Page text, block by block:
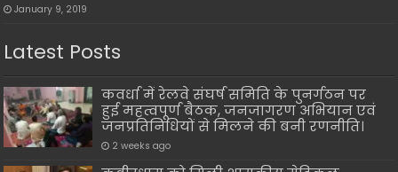
January 9, 2019
Latest Posts
कवर्धा में रेलवे संघर्ष समिति के पुनर्गठन पर
हुई महत्वपूर्ण बैठक, जनजागरण अभियान एवं
जनप्रतिनिधियों से मिलने की बनी रणनीति।
2 weeks ago